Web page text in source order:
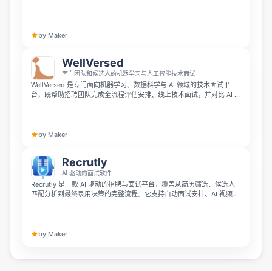
by Maker
WellVersed
面向团队和候选人的机器学习与人工智能技术面试
WellVersed 是专门面向机器学习、数据科学与 AI 领域的技术面试平
台，既帮助招聘团队完成全流程评估安排、线上技术面试，并对比 AI 与
by Maker
Recrutly
AI 驱动的面试软件
Recrutly 是一款 AI 驱动的招聘与面试平台，覆盖从简历筛选、候选人
匹配分析到最终录用决策的完整流程。它支持自动面试安排、AI 视频面
by Maker